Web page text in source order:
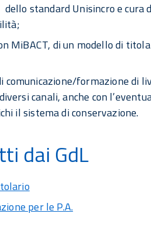
standard Unisincro e cura
MiBACT, di un modello di
comunicazione/formazione di
canali, anche con
il sistema di conservazione.
dai GdL
per le P.A.